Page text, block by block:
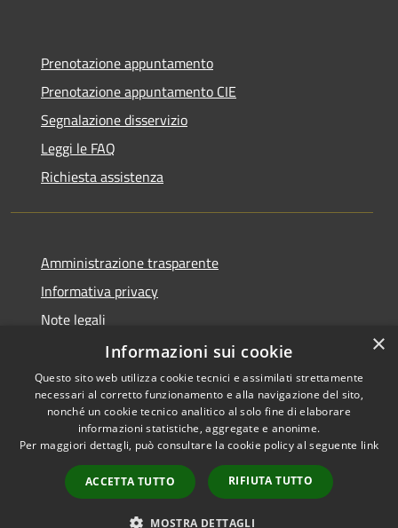
Prenotazione appuntamento
Prenotazione appuntamento CIE
Segnalazione disservizio
Leggi le FAQ
Richiesta assistenza
Amministrazione trasparente
Informativa privacy
Note legali
Dichiarazione di accessibilità
RSS
Accessibilità
Copyright © 2026 • Comune di
Municipium•
Accesso
redazione
×
Informazioni sui cookie
Questo sito web utilizza cookie tecnici e assimilati strettamente
necessari al corretto funzionamento e alla navigazione del sito,
nonché un cookie tecnico analitico al solo fine di elaborare
informazioni statistiche, aggregate e anonime.
Per maggiori dettagli, può consultare la cookie policy al seguente link
ACCETTA TUTTO RIFIUTA TUTTO
MOSTRA DETTAGLI